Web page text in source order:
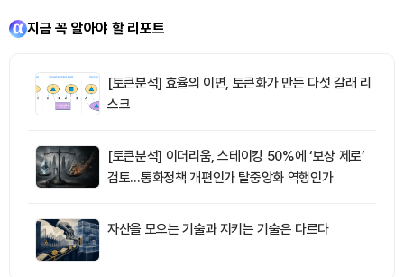
지금 꼭 알아야 할 리포트
[토큰분석] 효율의 이면, 토큰화가 만든 다섯 갈래 리
스크
[토큰분석] 이더리움, 스테이킹 50%에 ‘보상 제로’
검토…통화정책 개편인가 탈중앙화 역행인가
자산을 모으는 기술과 지키는 기술은 다르다